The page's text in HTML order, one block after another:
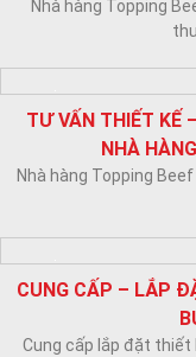
TƯ VẤN THIẾT
THIẾT BỊ
Nhà hàng No.96 chi